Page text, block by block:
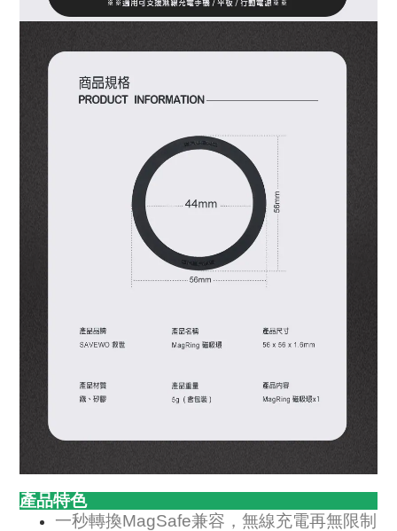
產品特色
一秒轉換MagSafe兼容，無線充電再無限制